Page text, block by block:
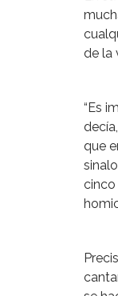
de la
“Es
que
cinco